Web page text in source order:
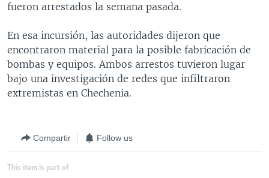
CIENCIA Y SALUD
VISIÓN 360
PANORAMA
AUDIONOTICIAS
ESTADOS UNIDOS AL DÍA
EL MUNDO AL DÍA [RADIO]
FORO [RADIO]
NOTA ECONÓMICA
DOCUMENTALES DE LA VOA
Learning English
SÍGANOS
fueron arrestados la semana pasada.
En esa incursión, las autoridades dijeron que
encontraron material para la posible fabricación de
bombas y equipos. Ambos arrestos tuvieron lugar
bajo una investigación de redes que infiltraron
extremistas en Chechenia.
Compartir Follow us
This item is part of